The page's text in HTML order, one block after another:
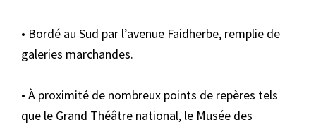
• Bordé au Sud par l’avenue Faidherbe, remplie de
galeries marchandes.
• À proximité de nombreux points de repères tels
que le Grand Théâtre national, le Musée des